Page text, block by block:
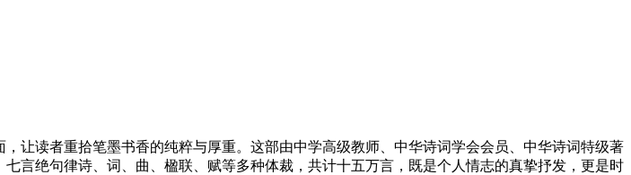
让读者重拾笔墨书香的纯粹与厚重。这部由中学高级教师、中华诗词学会会员、中华诗词特级著
言绝句律诗、词、曲、楹联、赋等多种体裁，共计十五万言，既是个人情志的真挚抒发，更是时